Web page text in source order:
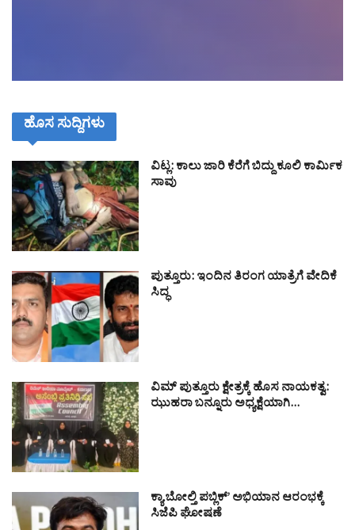
ಹೊಸ ಸುದ್ದಿಗಳು
ವಿಟ್ಲ: ಕಾಲು ಜಾರಿ ಕೆರೆಗೆ ಬಿದ್ದು ಕೂಲಿ ಕಾರ್ಮಿಕ
ಸಾವು
ಪುತ್ತೂರು: ಇಂದಿನ ತಿರಂಗ ಯಾತ್ರೆಗೆ ವೇದಿಕೆ
ಸಿದ್ಧ
ವಿಮ್ ಪುತ್ತೂರು ಕ್ಷೇತ್ರಕ್ಕೆ ಹೊಸ ನಾಯಕತ್ವ:
ಝುಹರಾ ಬನ್ನೂರು ಅಧ್ಯಕ್ಷೆಯಾಗಿ…
ಕ್ಯಾ ಬೋಲ್ತಿ ಪಬ್ಲಿಕ್’ ಅಭಿಯಾನ ಆರಂಭಕ್ಕೆ
ಸಿಜೆಪಿ ಘೋಷಣೆ